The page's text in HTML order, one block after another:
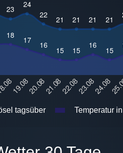
tagsüber Temperatur